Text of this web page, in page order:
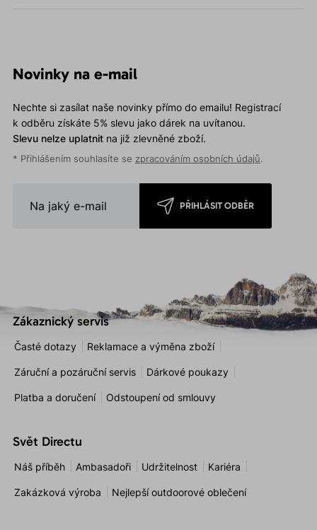
Novinky na e-mail
Nechte si zasílat naše novinky přímo do emailu! Registrací
k odběru získáte 5% slevu jako dárek na uvítanou.
Slevu nelze uplatnitna již zlevněné zboží.
* Přihlášením souhlasíte se zpracováním osobních údajů.
PŘIHLÁSIT ODBĚR
Zákaznický servis
Časté dotazy Reklamace a výměna zboží
Záruční a pozáruční servis Dárkové poukazy
Platba a doručení Odstoupení od smlouvy
Svět Directu
Náš příběh Ambasadoři Udržitelnost Kariéra
Zakázková výroba Nejlepší outdoorové oblečení